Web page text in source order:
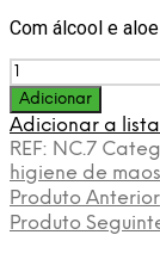
original
era:
€7,85.
é:
Com álcool e
Quantidade
de
NosaCare
Spray
Hidroalcóolico
250ml
Adicionar
Adicionar a
REF: NC.7
higiene de maos
Produto Anterior
Produto